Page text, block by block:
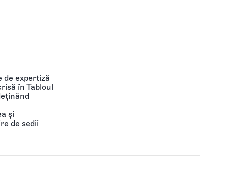
de expertiză
în Tabloul
și
de sedii